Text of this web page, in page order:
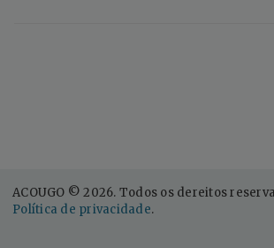
ACOUGO © 2026. Todos os dereitos
Política de privacidade.